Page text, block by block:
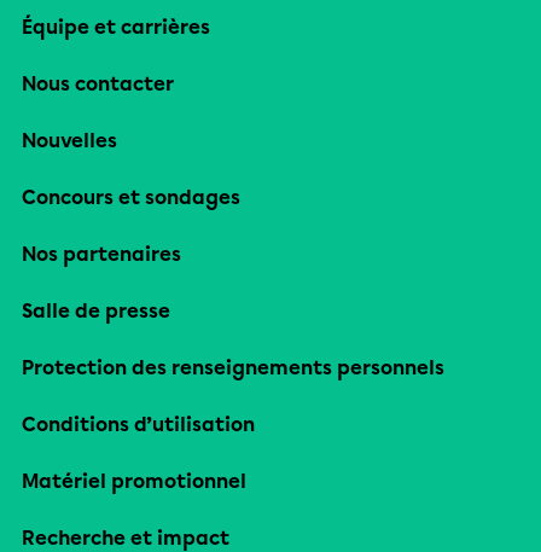
Équipe et carrières
Nous contacter
Nouvelles
Concours et sondages
Nos partenaires
Salle de presse
Protection des renseignements personnels
Conditions d’utilisation
Matériel promotionnel
Recherche et impact